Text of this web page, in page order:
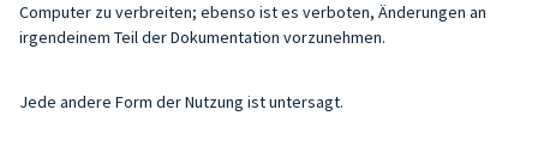
Computer zu verbreiten; ebenso ist es verboten, Änderungen an
irgendeinem Teil der Dokumentation vorzunehmen.
Jede andere Form der Nutzung ist untersagt.